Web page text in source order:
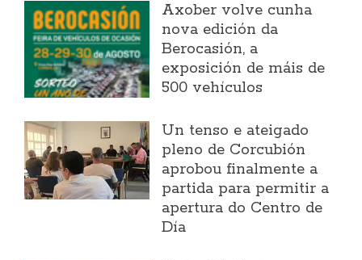
Axober volve cunha
nova edición da
Berocasión, a
exposición de máis de
500 vehículos
Un tenso e ateigado
pleno de Corcubión
aprobou finalmente a
partida para permitir a
apertura do Centro de
Día